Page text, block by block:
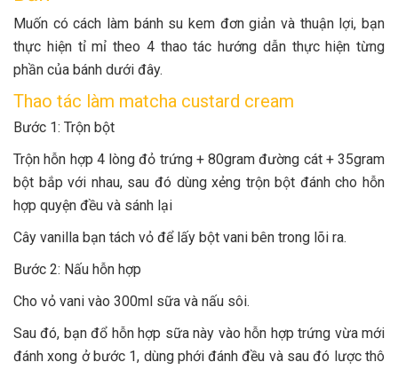
Muốn có cách làm bánh su kem đơn giản và thuận lợi, bạn
thực hiện tỉ mỉ theo 4 thao tác hướng dẫn thực hiện từng
phần của bánh dưới đây.
Thao tác làm matcha custard cream
Bước 1: Trộn bột
Trộn hỗn hợp 4 lòng đỏ trứng + 80gram đường cát + 35gram
bột bắp với nhau, sau đó dùng xẻng trộn bột đánh cho hỗn
hợp quyện đều và sánh lại
Cây vanilla bạn tách vỏ để lấy bột vani bên trong lõi ra.
Bước 2: Nấu hỗn hợp
Cho vỏ vani vào 300ml sữa và nấu sôi.
Sau đó, bạn đổ hỗn hợp sữa này vào hỗn hợp trứng vừa mới
đánh xong ở bước 1, dùng phới đánh đều và sau đó lược thô